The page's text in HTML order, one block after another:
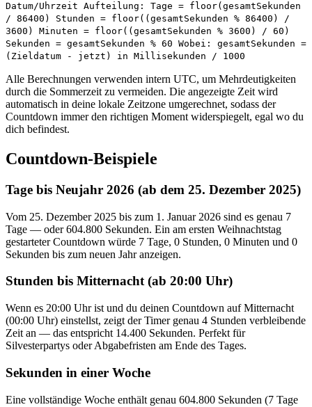
Datum/Uhrzeit Aufteilung: Tage = floor(gesamtSekunden
/ 86400) Stunden = floor((gesamtSekunden % 86400) /
3600) Minuten = floor((gesamtSekunden % 3600) / 60)
Sekunden = gesamtSekunden % 60 Wobei: gesamtSekunden =
(Zieldatum - jetzt) in Millisekunden / 1000
Alle Berechnungen verwenden intern UTC, um Mehrdeutigkeiten
durch die Sommerzeit zu vermeiden. Die angezeigte Zeit wird
automatisch in deine lokale Zeitzone umgerechnet, sodass der
Countdown immer den richtigen Moment widerspiegelt, egal wo du
dich befindest.
Countdown-Beispiele
Tage bis Neujahr 2026 (ab dem 25. Dezember 2025)
Vom 25. Dezember 2025 bis zum 1. Januar 2026 sind es genau 7
Tage — oder 604.800 Sekunden. Ein am ersten Weihnachtstag
gestarteter Countdown würde 7 Tage, 0 Stunden, 0 Minuten und 0
Sekunden bis zum neuen Jahr anzeigen.
Stunden bis Mitternacht (ab 20:00 Uhr)
Wenn es 20:00 Uhr ist und du deinen Countdown auf Mitternacht
(00:00 Uhr) einstellst, zeigt der Timer genau 4 Stunden verbleibende
Zeit an — das entspricht 14.400 Sekunden. Perfekt für
Silvesterpartys oder Abgabefristen am Ende des Tages.
Sekunden in einer Woche
Eine vollständige Woche enthält genau 604.800 Sekunden (7 Tage